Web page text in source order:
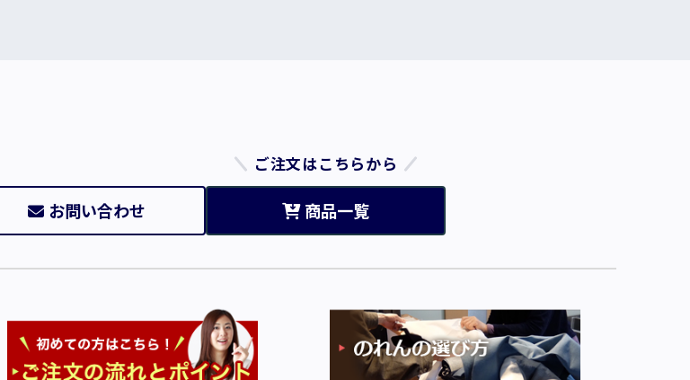
お問い合わせ
ご注文はこちらから
商品一覧